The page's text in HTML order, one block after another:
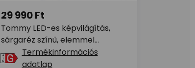
Tommy LED-es képvilágítás,
sárgaréz színű, elemmel
működtethető
29 990 Ft
Termékinformációs
adatlap